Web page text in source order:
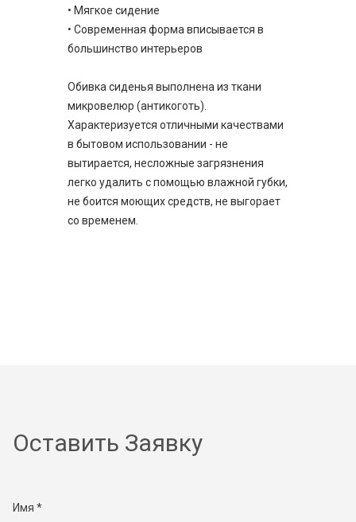
• Мягкое сидение
• Современная форма вписывается в
большинство интерьеров
Обивка сиденья выполнена из ткани
микровелюр (антикоготь).
Характеризуется отличными качествами
в бытовом использовании - не
вытирается, несложные загрязнения
легко удалить с помощью влажной губки,
не боится моющих средств, не выгорает
со временем.
Оставить Заявку